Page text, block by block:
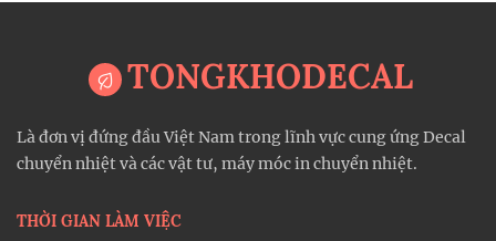
TONGKHODECAL
Là đơn vị đứng đầu Việt Nam trong lĩnh vực cung ứng Decal
chuyển nhiệt và các vật tư, máy móc in chuyển nhiệt.
THỜI GIAN LÀM VIỆC